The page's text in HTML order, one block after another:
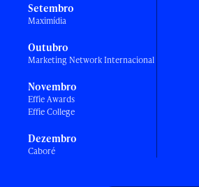
Setembro
Maximídia
Outubro
Marketing Network Internacional
Novembro
Effie Awards
Effie College
Dezembro
Caboré